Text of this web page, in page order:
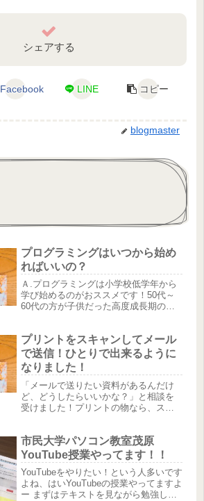
シェアする
Facebook LINE コピー
blogmaster
プログラミングはいつから始め
ればいいの？
Ａ.プログラミングは小学校低学年から
学び始めるのがおススメです！50代～
60代の方が子供だった高度成長期の
いました。英語が話せるだけで大企業
に就職できる。そして、英語が話せ...
プリントをスキャンしてメール
で送信！ひとりで出来るように
なりました！
「メールで送りたい資料があるんだけ
ど、どうしたらいいかな？」と相談を
受けました！プリントの物なら、スキ
レミアム会員様」プレミアム会員特典
として、『特典4 基本テキスト以外の...
市民大学パソコン教室茂原
YouTube授業やってます！！
YouTubeをやりたい！という人多いです
よね、はいYouTubeの授業やってますよ
ー まずはテキストを見ながら勉強して